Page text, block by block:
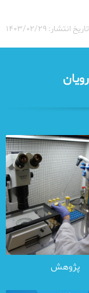
تاریخ انتشار: ۱۴۰۳/۰۲/۲۹
پژوهش